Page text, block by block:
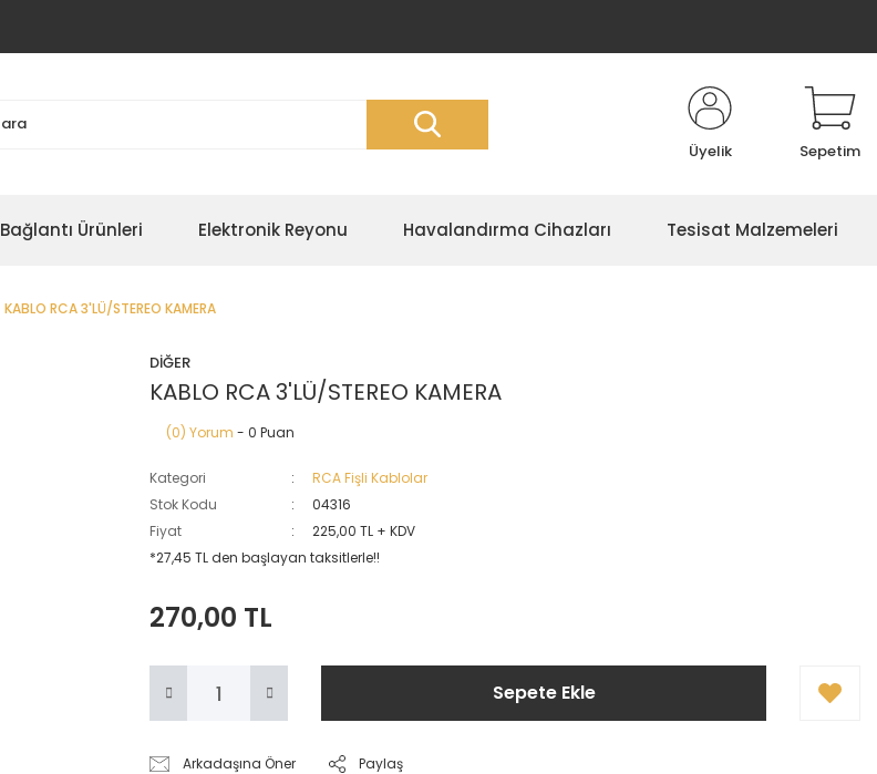
Üyelik Sepetim
Bağlantı Ürünleri Elektronik Reyonu Havalandırma Cihazları Tesisat Malzemeleri
KABLO RCA 3'LÜ/STEREO KAMERA
DİĞER
KABLO RCA 3'LÜ/STEREO KAMERA
(0) Yorum - 0 Puan
Kategori
RCA Fişli Kablolar
Stok Kodu
04316
Fiyat
225,00 TL + KDV
*27,45 TL den başlayan taksitlerle!!
270,00 TL
Sepete Ekle
Arkadaşına Öner Paylaş